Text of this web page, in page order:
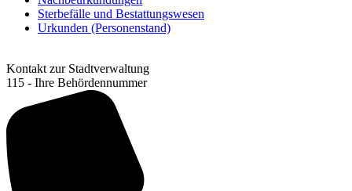
Sterbefälle und Bestattungswesen
Urkunden (Personenstand)
Kontakt zur Stadtverwaltung
115 - Ihre Behördennummer